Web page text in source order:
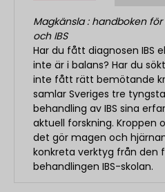
Magkänsla : handboken
och IBS
Har du fått diagnosen IBS
inte är i balans? Har du
inte fått rätt bemötande
samlar Sveriges tre
behandling av IBS sina
aktuell forskning. Kroppen
det gör magen och
konkreta verktyg från den
behandlingen IBS-skolan.